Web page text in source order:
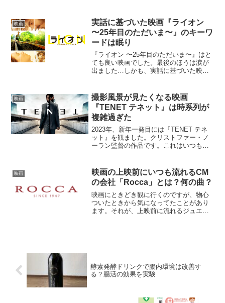
楽の一座に生まれた異形の子、犬王。周
囲に疎まれ、その顔は瓢箪の面...
映画
実話に基づいた映画『ライオン
〜25年目のただいま〜』のキーワ
ードは眠り
『ライオン 〜25年目のただいま〜』はと
ても良い映画でした。最後のほうは涙が
出ました…しかも、実話に基づいた映画
インドで生まれ育つも5歳の時に迷子にな
り、その末にオース...
映画
撮影風景が見たくなる映画
『TENET テネット』は時系列が
複雑過ぎた
2023年、新年一発目には『TENET テネ
ット』を観ました。クリストファー・ノ
ーラン監督の作品です。これはいつもの
ペラハウスにてテロ事件が発生した。...
映画
映画の上映前にいつも流れるCM
の会社「Rocca」とは？何の曲？
映画にときどき観に行くのですが、物心
ついたときから気になってたことがあり
ます。それが、上映前に流れるジュエリ
酵素発酵ドリンクで腸内環境は改善す
る？腸活の効果を実験